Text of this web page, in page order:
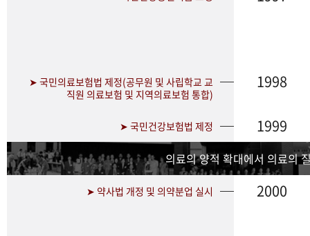
➤ 국민의료보험법 제정(공무원 및 사립학교 교
직원 의료보험 및 지역의료보험 통합)
1998
➤ 국민건강보험법 제정 1999
의료의 양적 확대에서 의료의
➤ 약사법 개정 및 의약분업 실시 2000